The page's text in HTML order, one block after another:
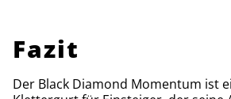
Fazit
Der Black Diamond Momentum ist